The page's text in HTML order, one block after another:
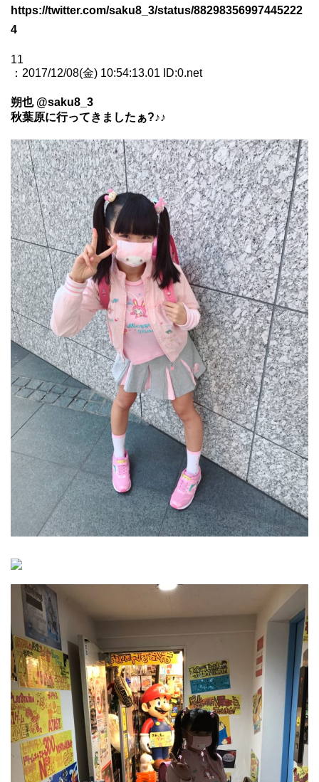
https://twitter.com/saku8_3/status/88298356997445222
4
11
：2017/12/08(金) 10:54:13.01 ID:0.net
朔也 @saku8_3
秋葉原に行ってきましたぁ?♪♪